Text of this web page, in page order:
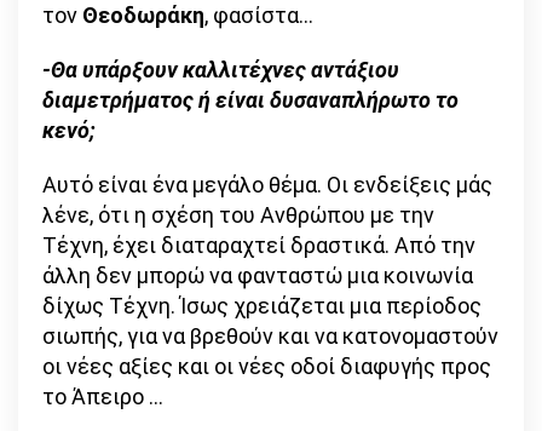
τον Θεοδωράκη, φασίστα…
-Θα υπάρξουν καλλιτέχνες αντάξιου
διαμετρήματος ή είναι δυσαναπλήρωτο το
κενό;
Αυτό είναι ένα μεγάλο θέμα. Οι ενδείξεις μάς
λένε, ότι η σχέση του Ανθρώπου με την
Τέχνη, έχει διαταραχτεί δραστικά. Από την
άλλη δεν μπορώ να φανταστώ μια κοινωνία
δίχως Τέχνη. Ίσως χρειάζεται μια περίοδος
σιωπής, για να βρεθούν και να κατονομαστούν
οι νέες αξίες και οι νέες οδοί διαφυγής προς
το Άπειρο …